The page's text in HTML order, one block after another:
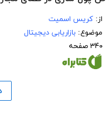
از:کریس اسمیت
موضوع:بازاریابی دیجیتال
۳۴۰ صفحه